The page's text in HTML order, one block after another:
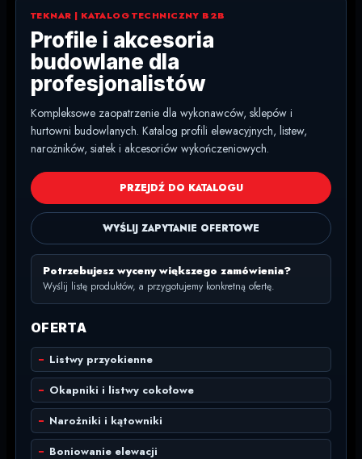
TEKNAR | KATALOG TECHNICZNY B2B
Profile i akcesoria
budowlane dla
profesjonalistów
Kompleksowe zaopatrzenie dla wykonawców, sklepów i
hurtowni budowlanych. Katalog profili elewacyjnych, listew,
narożników, siatek i akcesoriów wykończeniowych.
PRZEJDŹ DO KATALOGU
WYŚLIJ ZAPYTANIE OFERTOWE
Potrzebujesz wyceny większego zamówienia?
Wyślij listę produktów, a przygotujemy konkretną ofertę.
OFERTA
Listwy przyokienne
Okapniki i listwy cokołowe
Narożniki i kątowniki
Boniowanie elewacji